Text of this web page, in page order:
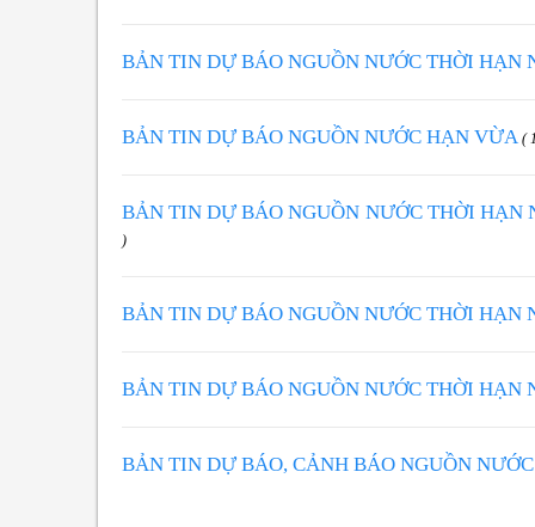
BẢN TIN DỰ BÁO NGUỒN NƯỚC THỜI HẠN
BẢN TIN DỰ BÁO NGUỒN NƯỚC HẠN VỪA (
BẢN TIN DỰ BÁO NGUỒN NƯỚC THỜI
)
BẢN TIN DỰ BÁO NGUỒN NƯỚC THỜI HẠN
BẢN TIN DỰ BÁO NGUỒN NƯỚC THỜI HẠN
BẢN TIN DỰ BÁO, CẢNH BÁO NGUỒN